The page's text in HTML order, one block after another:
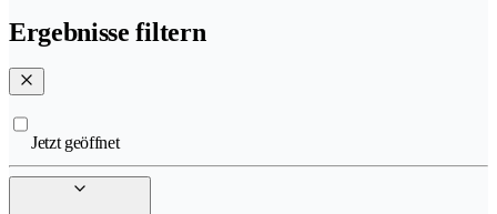
Ergebnisse filtern
Jetzt geöffnet